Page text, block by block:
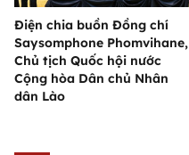
Điện chia buồn Đồng chí
Saysomphone Phomvihane,
Chủ tịch Quốc hội nước
Cộng hòa Dân chủ Nhân
dân Lào